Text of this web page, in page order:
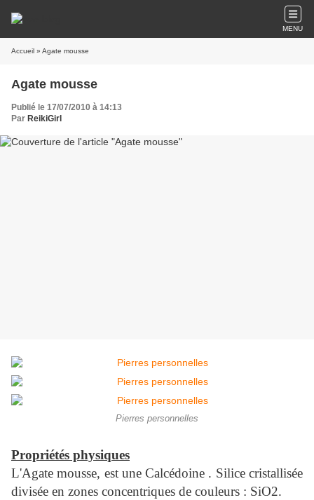
MENU
Accueil » Agate mousse
Agate mousse
Publié le 17/07/2010 à 14:13
Par ReikiGirl
Pierres personnelles
Propriétés physiques
L'Agate mousse, est une Calcédoine . Silice cristallisée
divisée en zones concentriques de couleurs : SiO2.